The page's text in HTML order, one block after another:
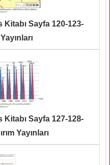
Kitabı Sayfa 120-123-
Kitabı Sayfa 127-128-
Yayınları